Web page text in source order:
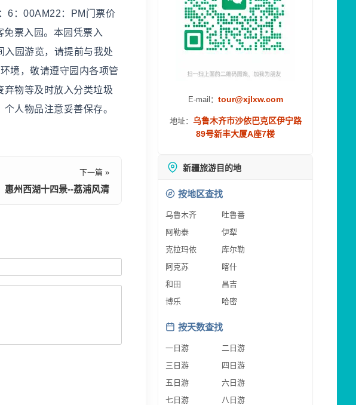
6：00AM22：PM门票价
票入园。本园凭票入
入园游览，请提前与我处
境，敬请遵守园内各项管
弃物等及时放入分类垃圾
人物品注意妥善保存。
下一篇 »
惠州西湖十四景--荔浦风清
E-mail： tour@xjlxw.com
地址： 乌鲁木齐市沙依巴克区伊宁路
89号新丰大厦A座7楼
新疆旅游目的地
按地区查找
乌鲁木齐
吐鲁番
阿勒泰
伊犁
克拉玛依
库尔勒
阿克苏
喀什
和田
昌吉
博乐
哈密
按天数查找
一日游
二日游
三日游
四日游
五日游
六日游
七日游
八日游